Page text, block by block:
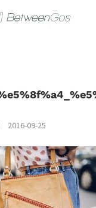
2016-09-25